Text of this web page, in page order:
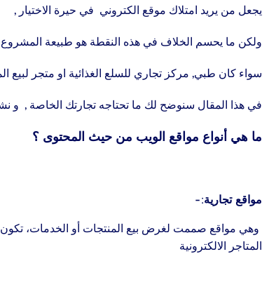
يجعل من يريد امتلاك موقع الكتروني في حيرة الاختيار ,
ولكن ما يحسم الخلاف في هذه النقطة هو طبيعة المشروع
سواء كان طبي, مركز تجاري للسلع الغذائية او متجر لبيع
في هذا المقال سنوضح لك ما تحتاجه تجارتك الخاصة , و
ما هي أنواع مواقع الويب من حيث المحتوى ؟
مواقع تجارية:-
وهي مواقع صممت لغرض بيع المنتجات أو الخدمات، تكون
المتاجر الالكترونية